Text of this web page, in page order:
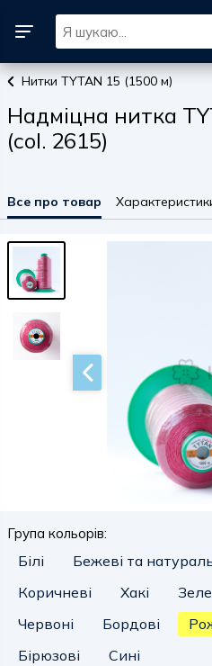
Нитки TYTAN 15 (1500 м)
Надміцна нитка
(col. 2615)
Все про товар
Група кольорів:
Білі Бежеві та
Коричневі
Хакі
Червоні
Бордові
Бірюзові
Сині